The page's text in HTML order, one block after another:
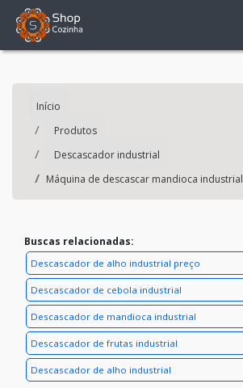
Início
Produtos
Descascador industrial
Máquina de descascar mandioca industrial
Buscas relacionadas:
Descascador de alho industrial preço
Descascador de cebola industrial
Descascador de mandioca industrial
Descascador de frutas industrial
Descascador de alho industrial